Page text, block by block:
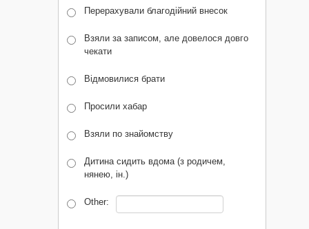
Перерахували благодійний внесок
Взяли за записом, але довелося довго
чекати
Відмовилися брати
Просили хабар
Взяли по знайомству
Дитина сидить вдома (з родичем,
нянею, ін.)
Other: